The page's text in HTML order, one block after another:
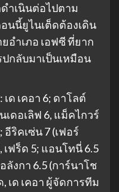
ำเนินต่อไปตาม
นนี้ยูไนเต็ดต้องเดิน
อำเภอ เอฟซี ที่ยาก
กลับมาเป็นเหมือน
ด เคอา 6; ดาโลต์
เดอเลิฟ 6, แม็คไกวร์
อีริคเซ่น 7 (เฟอร์
เฟร็ด 5; แอนโทนี่ 6.5
ลังกา 6.5 (การ์นาโช
, เด เคอา ผู้จัดการทีม